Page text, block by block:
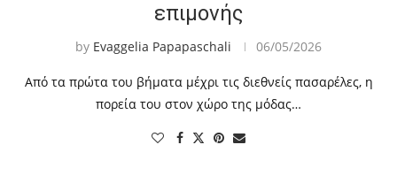
επιμονής
by Evaggelia Papapaschali 06/05/2026
Από τα πρώτα του βήματα μέχρι τις διεθνείς πασαρέλες, η
πορεία του στον χώρο της μόδας…